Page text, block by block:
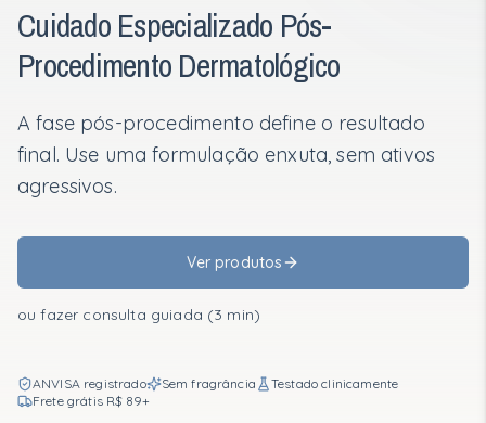
Categorias
Mais Vendidos
Kits em Destaque
Descubra sua rotina ideal
Recomendações personalizadas em 2 minutos.
Fazer o quiz
Cuidado Especializado Pós-
Procedimento Dermatológico
A fase pós-procedimento define o resultado
final. Use uma formulação enxuta, sem ativos
agressivos.
Ver produtos
ou fazer consulta guiada (3 min)
ANVISA registrado Sem fragrância
Testado clinicamente
Frete grátis R$ 89+